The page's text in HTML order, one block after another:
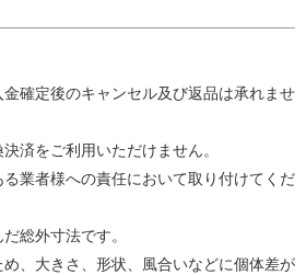
確定後のキャンセル及び返品は承れませ
済をご利用いただけません。
業者様への責任において取り付けてくだ
総外寸法です。
、大きさ、形状、風合いなどに個体差が